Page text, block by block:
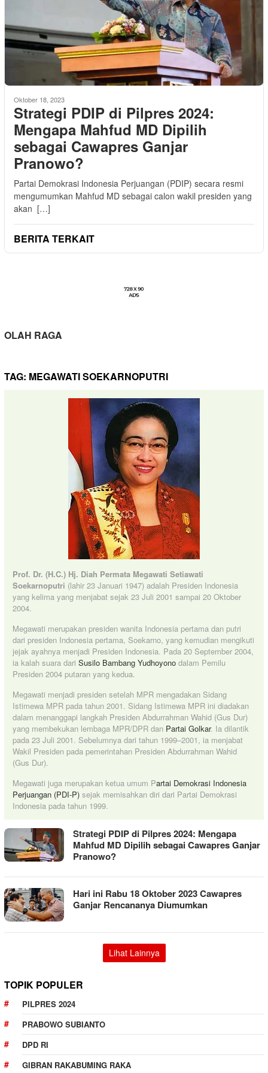
Oktober 18, 2023
Strategi PDIP di Pilpres 2024:
Mengapa Mahfud MD Dipilih
sebagai Cawapres Ganjar
Pranowo?
Partai Demokrasi Indonesia Perjuangan (PDIP) secara resmi
mengumumkan Mahfud MD sebagai calon wakil presiden yang
akan […]
BERITA TERKAIT
OLAH RAGA
TAG: MEGAWATI SOEKARNOPUTRI
Prof. Dr. (H.C.) Hj. Diah Permata Megawati Setiawati
Soekarnoputri (lahir 23 Januari 1947) adalah Presiden Indonesia
yang kelima yang menjabat sejak 23 Juli 2001 sampai 20 Oktober
2004.
Megawati merupakan presiden wanita Indonesia pertama dan putri
dari presiden Indonesia pertama, Soekarno, yang kemudian mengikuti
jejak ayahnya menjadi Presiden Indonesia. Pada 20 September 2004,
ia kalah suara dari Susilo Bambang Yudhoyono dalam Pemilu
Presiden 2004 putaran yang kedua.
Megawati menjadi presiden setelah MPR mengadakan Sidang
Istimewa MPR pada tahun 2001. Sidang Istimewa MPR ini diadakan
dalam menanggapi langkah Presiden Abdurrahman Wahid (Gus Dur)
yang membekukan lembaga MPR/DPR dan Partai Golkar. Ia dilantik
pada 23 Juli 2001. Sebelumnya dari tahun 1999–2001, ia menjabat
Wakil Presiden pada pemerintahan Presiden Abdurrahman Wahid
(Gus Dur).
Megawati juga merupakan ketua umum Partai Demokrasi Indonesia
Perjuangan (PDI-P) sejak memisahkan diri dari Partai Demokrasi
Indonesia pada tahun 1999.
Strategi PDIP di Pilpres 2024: Mengapa
Mahfud MD Dipilih sebagai Cawapres Ganjar
Pranowo?
Hari ini Rabu 18 Oktober 2023 Cawapres
Ganjar Rencananya Diumumkan
Lihat Lainnya
TOPIK POPULER
PILPRES 2024
PRABOWO SUBIANTO
DPD RI
GIBRAN RAKABUMING RAKA